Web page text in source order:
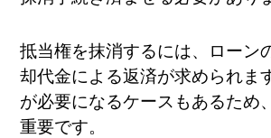
抵当権を抹消するには、ローン
却代金による返済が求められま
が必要になるケースもあるため
重要です。